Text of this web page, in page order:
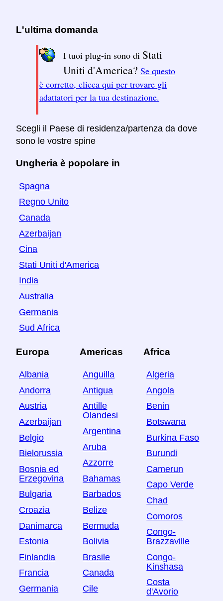
L'ultima domanda
I tuoi plug-in sono di Stati
Uniti d'America? Se questo
è corretto, clicca qui per trovare gli
adattatori per la tua destinazione.
Scegli il Paese di residenza/partenza da dove
sono le vostre spine
Ungheria è popolare in
Spagna
Regno Unito
Canada
Azerbaijan
Cina
Stati Uniti d'America
India
Australia
Germania
Sud Africa
Europa
Albania
Andorra
Austria
Azerbaijan
Belgio
Bielorussia
Bosnia ed
Erzegovina
Bulgaria
Croazia
Danimarca
Estonia
Finlandia
Francia
Germania
Americas
Anguilla
Antigua
Antille
Olandesi
Argentina
Aruba
Azzorre
Bahamas
Barbados
Belize
Bermuda
Bolivia
Brasile
Canada
Cile
Africa
Algeria
Angola
Benin
Botswana
Burkina Faso
Burundi
Camerun
Capo Verde
Chad
Comoros
Congo-
Brazzaville
Congo-
Kinshasa
Costa
d'Avorio